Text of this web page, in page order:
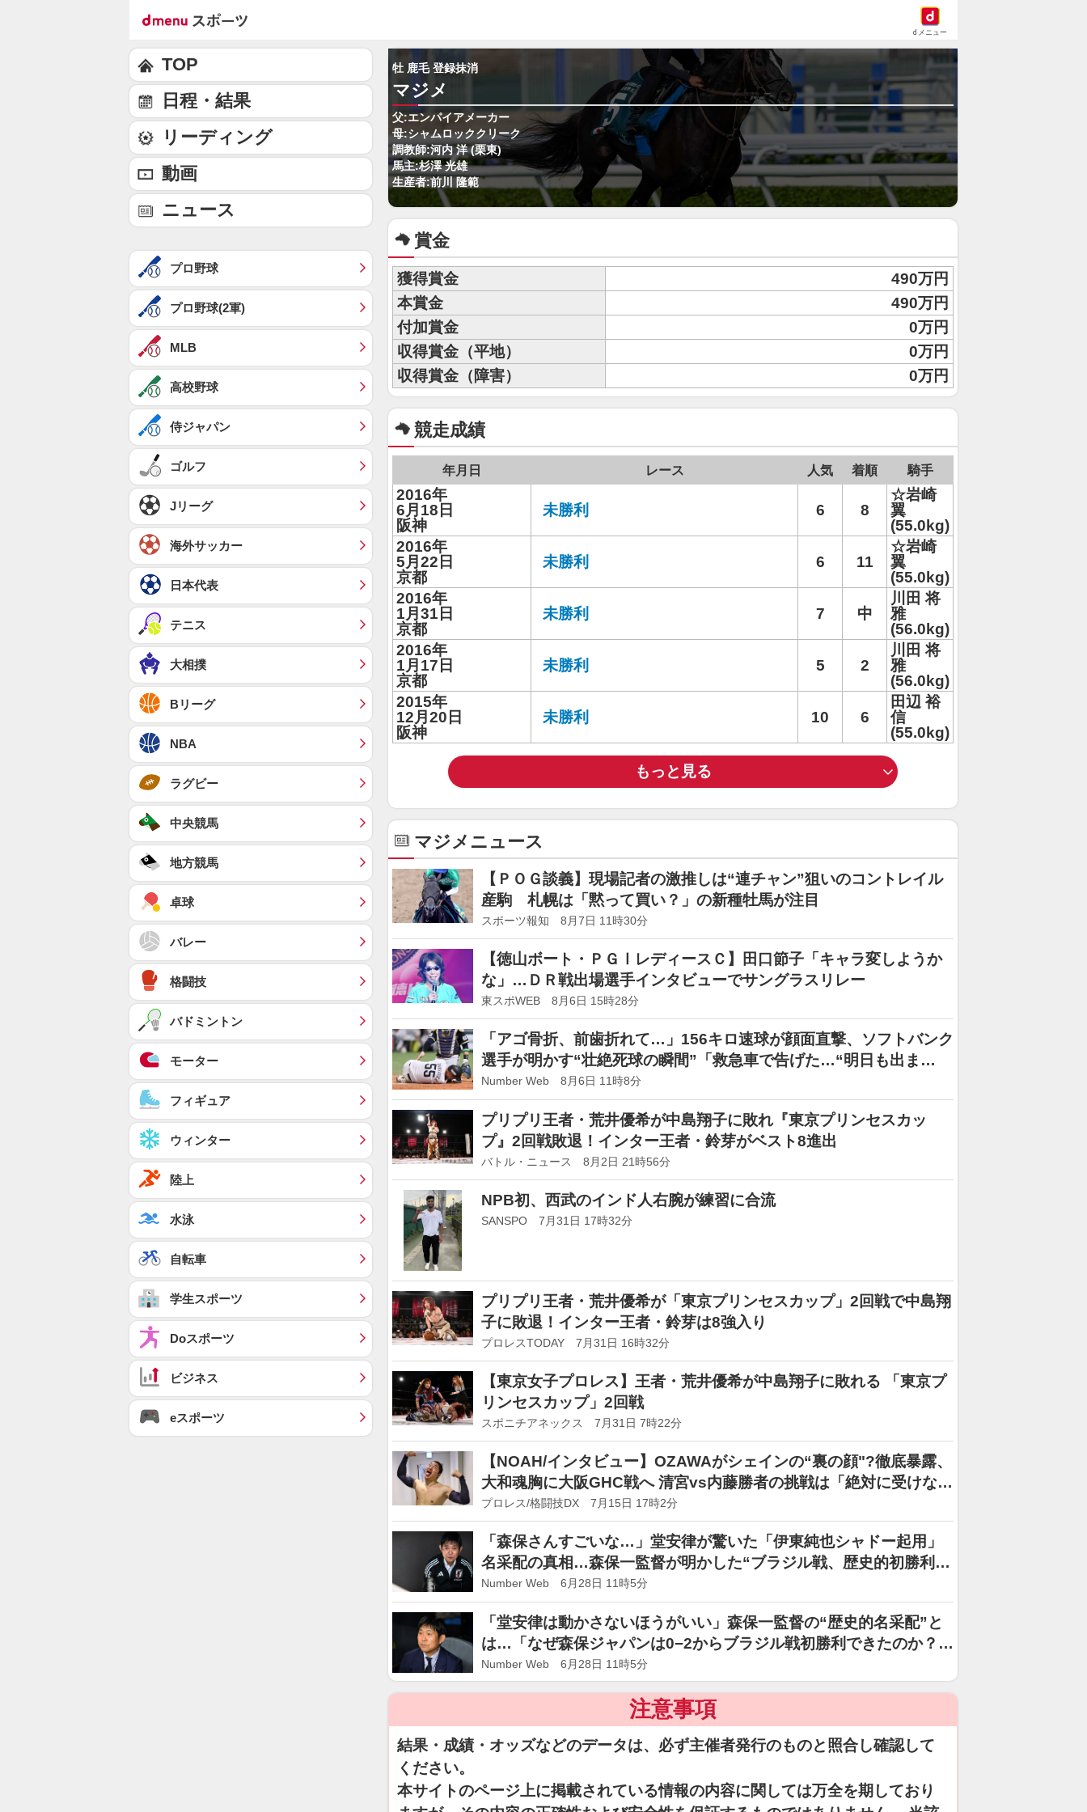
dメニュー
牡 鹿毛 登録抹消
マジメ
父:エンパイアメーカー
母:シャムロッククリーク
調教師:河内 洋 (栗東)
馬主:杉澤 光雄
生産者:前川 隆範
賞金
獲得賞金
490万円
本賞金
490万円
付加賞金
0万円
収得賞金（平地）
0万円
収得賞金（障害）
0万円
競走成績
年月日 レース 人気 着順 騎手
2016年
6月18日
阪神
未勝利 6 8
☆岩崎
翼
(55.0kg)
2016年
5月22日
京都
未勝利 6 11
☆岩崎
翼
(55.0kg)
2016年
1月31日
京都
未勝利 7 中
川田 将
雅
(56.0kg)
2016年
1月17日
京都
未勝利 5 2
川田 将
雅
(56.0kg)
2015年
12月20日
阪神
未勝利 10 6
田辺 裕
信
(55.0kg)
もっと見る
マジメニュース
【ＰＯＧ談義】現場記者の激推しは“連チャン”狙いのコントレイル
産駒 札幌は「黙って買い？」の新種牡馬が注目
スポーツ報知 8月7日 11時30分
【徳山ボート・ＰＧⅠレディースＣ】田口節子「キャラ変しようか
な」…ＤＲ戦出場選手インタビューでサングラスリレー
東スポWEB 8月6日 15時28分
「アゴ骨折、前歯折れて…」156キロ速球が顔面直撃、ソフトバンク
選手が明かす“壮絶死球の瞬間”「救急車で告げた…“明日も出ま
す”」オリックス投手からDM
Number Web 8月6日 11時8分
プリプリ王者・荒井優希が中島翔子に敗れ『東京プリンセスカッ
プ』2回戦敗退！インター王者・鈴芽がベスト8進出
バトル・ニュース 8月2日 21時56分
NPB初、西武のインド人右腕が練習に合流
SANSPO 7月31日 17時32分
プリプリ王者・荒井優希が「東京プリンセスカップ」2回戦で中島翔
子に敗退！インター王者・鈴芽は8強入り
プロレスTODAY 7月31日 16時32分
【東京女子プロレス】王者・荒井優希が中島翔子に敗れる 「東京プ
リンセスカップ」2回戦
スポニチアネックス 7月31日 7時22分
【NOAH/インタビュー】OZAWAがシェインの“裏の顔"?徹底暴露、
大和魂胸に大阪GHC戦へ 清宮vs内藤勝者の挑戦は「絶対に受けな
い」
プロレス/格闘技DX 7月15日 17時2分
「森保さんすごいな…」堂安律が驚いた「伊東純也シャドー起用」
名采配の真相…森保一監督が明かした“ブラジル戦、歴史的初勝利の
ウラ側”
Number Web 6月28日 11時5分
「堂安律は動かさないほうがいい」森保一監督の“歴史的名采配”と
は…「なぜ森保ジャパンは0−2からブラジル戦初勝利できたのか？」
監督本人が明かしたウラ側
Number Web 6月28日 11時5分
注意事項
結果・成績・オッズなどのデータは、必ず主催者発行のものと照合し確認して
ください。
本サイトのページ上に掲載されている情報の内容に関しては万全を期しており
TOP
日程・結果
リーディング
動画
ニュース
プロ野球
プロ野球(2軍)
MLB
高校野球
侍ジャパン
ゴルフ
Jリーグ
海外サッカー
日本代表
テニス
大相撲
Bリーグ
NBA
ラグビー
中央競馬
地方競馬
卓球
バレー
格闘技
バドミントン
モーター
フィギュア
ウィンター
陸上
水泳
自転車
学生スポーツ
Doスポーツ
ビジネス
eスポーツ